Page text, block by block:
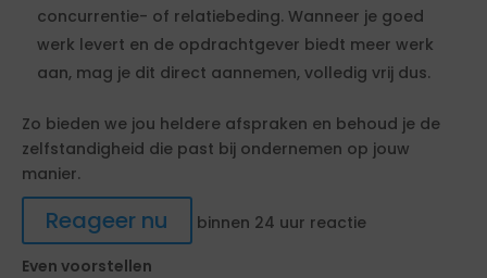
concurrentie- of relatiebeding. Wanneer je goed
werk levert en de opdrachtgever biedt meer werk
aan, mag je dit direct aannemen, volledig vrij dus.
Zo bieden we jou heldere afspraken en behoud je de
zelfstandigheid die past bij ondernemen op jouw
manier.
Reageer nu
binnen 24 uur reactie
Even voorstellen